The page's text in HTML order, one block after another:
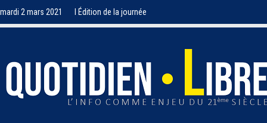
mardi 2 mars 2021 I Édition de la journée